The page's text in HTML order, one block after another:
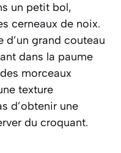
un petit bol,
cerneaux de noix.
d’un grand couteau
dans la paume
morceaux
texture
d’obtenir une
du croquant.